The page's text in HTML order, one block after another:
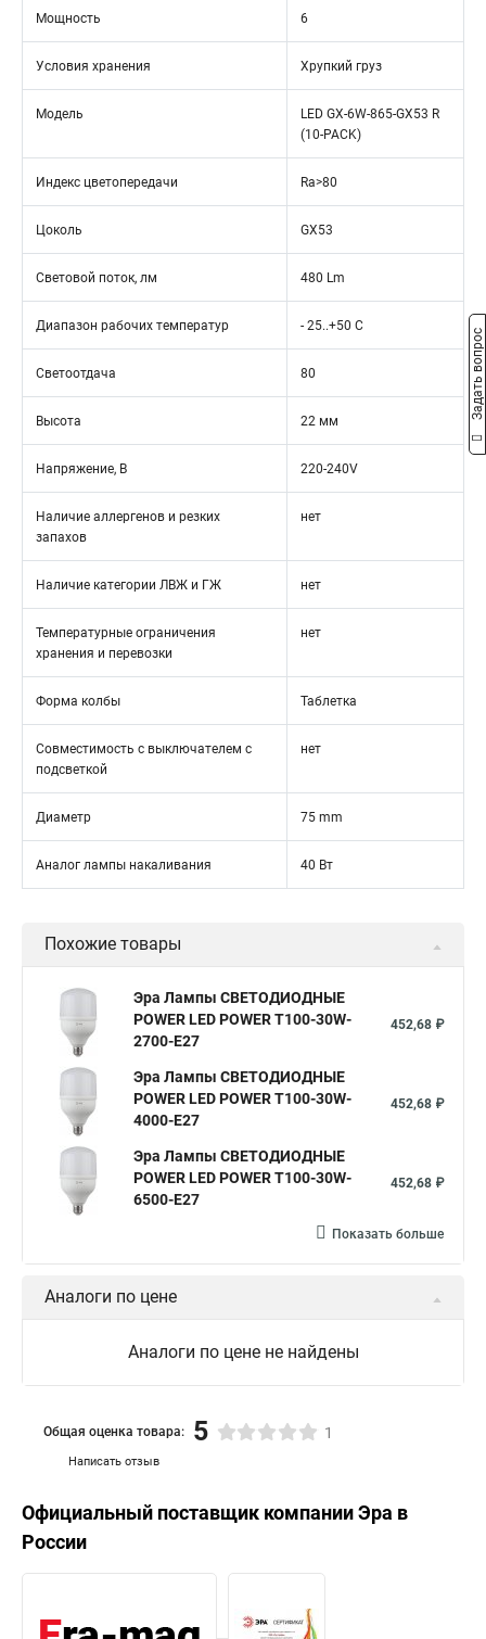
Мощность 6
Условия хранения Хрупкий груз
Модель
LED GX-6W-865-GX53 R
(10-PACK)
Индекс цветопередачи Ra>80
Цоколь GX53
Световой поток, лм 480 Lm
Диапазон рабочих температур - 25..+50 C
Светоотдача 80
Высота 22 мм
Напряжение, В 220-240V
Наличие аллергенов и резких
запахов
нет
Наличие категории ЛВЖ и ГЖ нет
Температурные ограничения
хранения и перевозки
нет
Форма колбы Таблетка
Совместимость с выключателем с
подсветкой
нет
Диаметр 75 mm
Аналог лампы накаливания 40 Вт
Похожие товары
Эра Лампы СВЕТОДИОДНЫЕ
POWER LED POWER T100-30W-
2700-E27
452,68 ₽
Эра Лампы СВЕТОДИОДНЫЕ
POWER LED POWER T100-30W-
4000-E27
452,68 ₽
Эра Лампы СВЕТОДИОДНЫЕ
POWER LED POWER T100-30W-
6500-E27
452,68 ₽
Показать больше
Аналоги по цене
Аналоги по цене не найдены
Написать отзыв
Общая оценка товара: 5 1
Официальный поставщик компанииЭра в
России
Задать вопрос